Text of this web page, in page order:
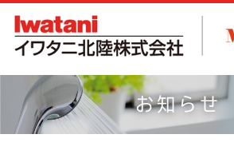
お知らせ